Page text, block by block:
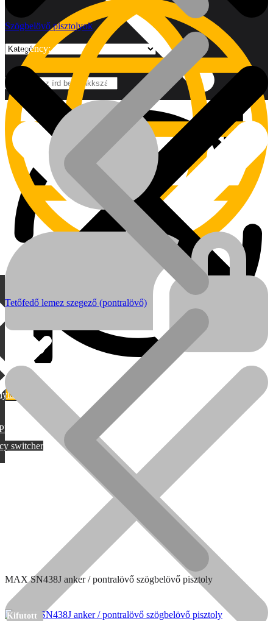
Márkák
MAX
Currency:
switcher
Szögbelövő pisztolyok
Tetőfedő lemez szegező (pontralövő)
MAX SN438J anker / pontralövő szögbelövő pisztoly
Kifutott